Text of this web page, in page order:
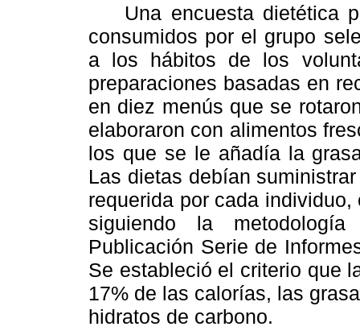
Una encuesta dietética
consumidos por el grupo
a los hábitos de los
preparaciones basadas en
en diez menús que se
elaboraron con alimentos
los que se le añadía la
Las dietas debían
requerida por cada
siguiendo la
Publicación Serie de
Se estableció el criterio que
17% de las calorías, las
hidratos de carbono.